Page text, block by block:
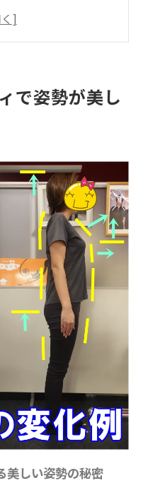
る体験談を紹介
からアプローチ
く理由
的アプローチの実
りにも効果的な理
技術力と信頼性に
と健康の両立効果
ワイルドボディで
整体院ワイルドボ
ッキリ解消へ
きる整体院ワイル
で姿勢が美し
美しい姿勢の秘密